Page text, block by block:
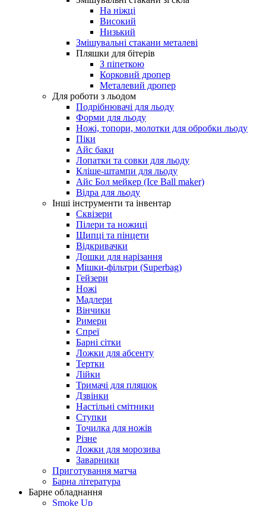
На ніжці
Високий
Низький
Змішувальні стакани металеві
Пляшки для бітерів
З піпеткою
Корковий дропер
Металевий дропер
Для роботи з льодом
Подрібнювачі для льоду
Форми для льоду
Ножі, топори, молотки для обробки льоду
Піки
Айс баки
Лопатки та совки для льоду
Кліше-штампи для льоду
Айс Бол мейкер (Ice Ball maker)
Відра для льоду
Інші інструменти та інвентар
Сквізери
Пілери та ножиці
Щипці та пінцети
Відкривачки
Дошки для нарізання
Мішки-фільтри (Superbag)
Гейзери
Ножі
Мадлери
Вінчики
Римери
Спреї
Барні сітки
Ложки для абсенту
Тертки
Лійки
Тримачі для пляшок
Дзвінки
Настільні смітники
Ступки
Точилка для ножів
Різне
Ложки для морозива
Заварники
Приготування матча
Барна література
Барне обладнання
Smoke Up